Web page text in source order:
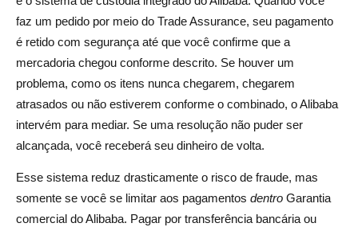
faz um pedido por meio do Trade Assurance, seu pagamento
é retido com segurança até que você confirme que a
mercadoria chegou conforme descrito. Se houver um
problema, como os itens nunca chegarem, chegarem
atrasados ou não estiverem conforme o combinado, o Alibaba
intervém para mediar. Se uma resolução não puder ser
alcançada, você receberá seu dinheiro de volta.
Esse sistema reduz drasticamente o risco de fraude, mas
somente se você se limitar aos pagamentos dentro Garantia
comercial do Alibaba. Pagar por transferência bancária ou